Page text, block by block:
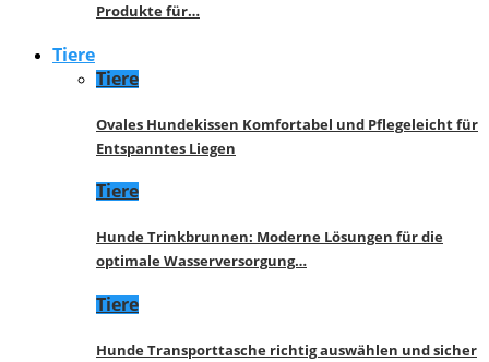
Produkte für…
Tiere
Tiere
Ovales Hundekissen Komfortabel und Pflegeleicht für
Entspanntes Liegen
Tiere
Hunde Trinkbrunnen: Moderne Lösungen für die
optimale Wasserversorgung…
Tiere
Hunde Transporttasche richtig auswählen und sicher